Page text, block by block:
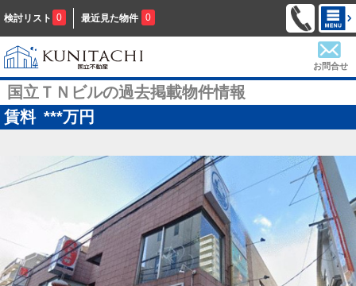
検討リスト 0 最近見た物件 0
お問合せ
国立ＴＮビルの過去掲載物件情報
賃料 ***万円